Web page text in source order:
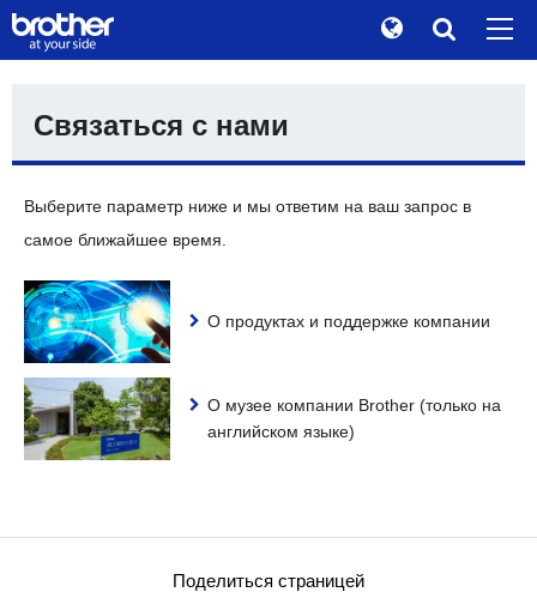
de Deutsch
fr Français
it Italiano
ja 日本語
pt Português
th ไทย
Поиск
Global
История бренда
Устойчивость
Для инвесторов
Новости
музей Brother
Продукция/поддержка
Связаться с нами
Выберите параметр ниже и мы ответим на ваш запрос в
самое ближайшее время.
О продуктах и поддержке компании
О музее компании Brother (только на
английском языке)
Поделиться страницей